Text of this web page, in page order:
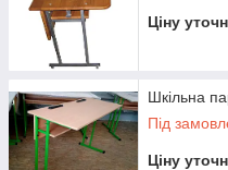
Ціну
Шкільна
Під
Ціну